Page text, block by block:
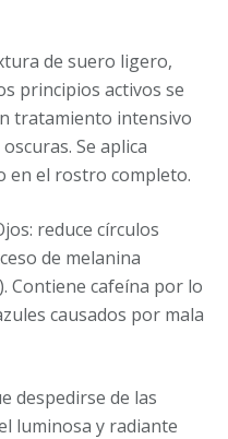
de suero ligero,
principios activos se
tratamiento intensivo
Se aplica
en el rostro completo.
reduce círculos
de melanina
Contiene cafeína por lo
causados por mala
despedirse de las
luminosa y radiante